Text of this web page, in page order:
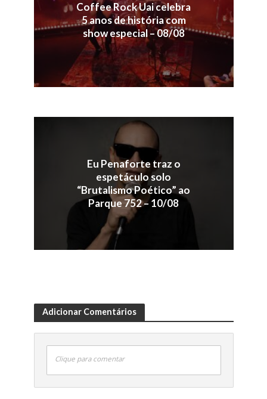
Coffee Rock Uai celebra
5 anos de história com
show especial – 08/08
Eu Penaforte traz o
espetáculo solo
“Brutalismo Poético” ao
Parque 752 – 10/08
Adicionar Comentários
Clique para comentar